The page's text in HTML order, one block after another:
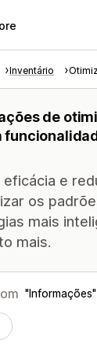
Inventário
de
eficácia e
os
mais
mais.
Informações